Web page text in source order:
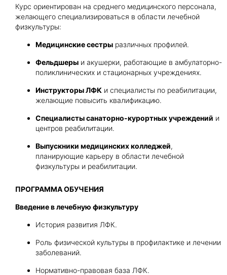
Курс ориентирован на среднего медицинского персонала,
желающего специализироваться в области лечебной
физкультуры:
Медицинские сестры различных профилей.
Фельдшеры и акушерки, работающие в амбулаторно-
поликлинических и стационарных учреждениях.
Инструкторы ЛФК и специалисты по реабилитации,
желающие повысить квалификацию.
Специалисты санаторно-курортных учреждений и
центров реабилитации.
Выпускники медицинских колледжей,
планирующие карьеру в области лечебной
физкультуры и реабилитации.
ПРОГРАММА ОБУЧЕНИЯ
Введение в лечебную физкультуру
История развития ЛФК.
Роль физической культуры в профилактике и лечении
заболеваний.
Нормативно-правовая база ЛФК.